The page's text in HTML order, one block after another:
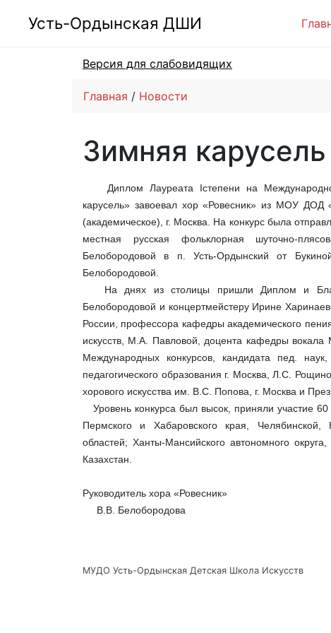
Усть-Ордынская ДШИ
Версия для слабовидящих
Главная Новости
Зимняя карусель
Диплом Лауреата Iстепени на
карусель» завоевал хор «Ровесник» из МОУ
(академическое), г. Москва. На конкурс была
местная русская фольклорная шуточно-
Белобородовой в п. Усть-Ордынский от
Белобородовой.
На днях из столицы пришли Диплом и
Белобородовой и концертмейстеру Ирине
России, профессора кафедры академического
искусств, М.А. Павловой, доцента кафедры
Международных конкурсов, кандидата пед.
педагогического образования г. Москва, Л.С.
хорового искусства им. В.С. Попова, г. Москва и
Уровень конкурса был высок, приняли участие 60
Пермского и Хабаровского края, Челябинской,
областей; Ханты-Мансийского автономного
Казахстан.
Руководитель
В.В. Белобородова
МУДО Усть-Ордынская Детская Школа Искусств